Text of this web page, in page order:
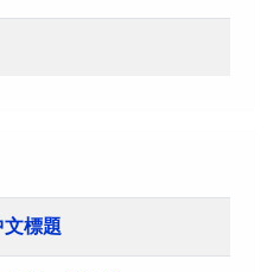
文標題